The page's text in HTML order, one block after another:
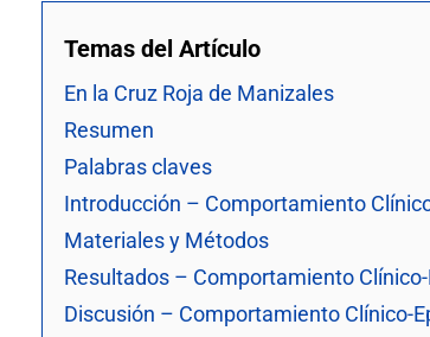
Temas del Artículo
En la Cruz Roja de Manizales
Resumen
Palabras claves
Introducción – Comportamiento
Materiales y Métodos
Resultados – Comportamiento
Discusión – Comportamiento Clínico-